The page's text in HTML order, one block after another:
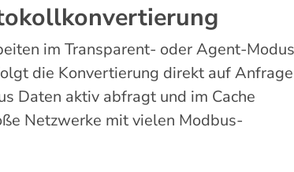
im Transparent- oder Agent-
die Konvertierung direkt auf
Daten aktiv abfragt und im Cache
Netzwerke mit vielen Modbus-